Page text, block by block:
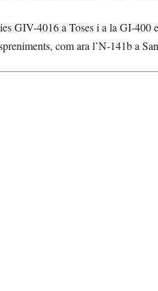
GIV-4016 a Toses i a la GI-400
com ara l’N-141b a